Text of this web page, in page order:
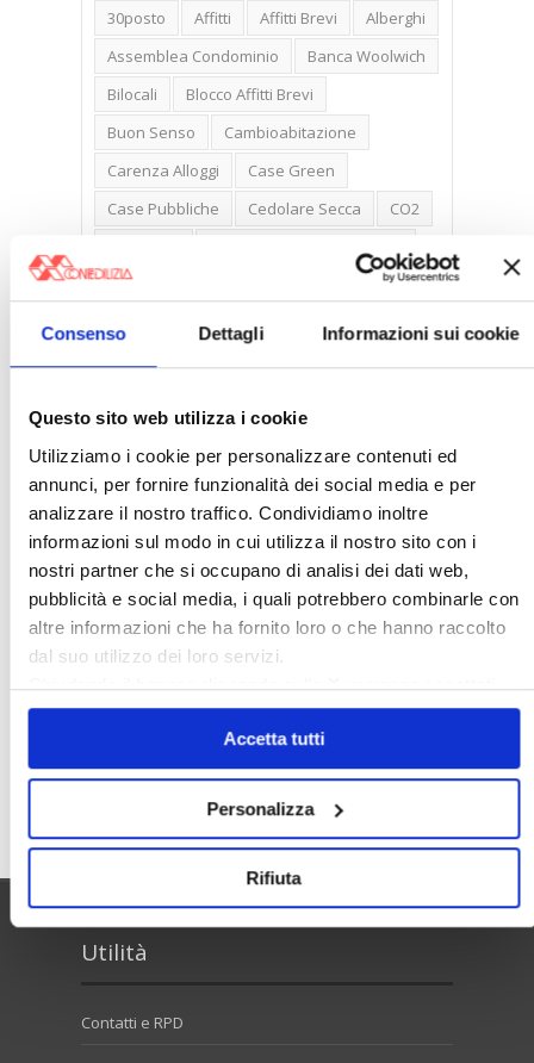
Consenso Dettagli Informazioni sui cookie
Questo sito web utilizza i cookie
Utilizziamo i cookie per personalizzare contenuti ed
annunci, per fornire funzionalità dei social media e per
analizzare il nostro traffico. Condividiamo inoltre
informazioni sul modo in cui utilizza il nostro sito con i
nostri partner che si occupano di analisi dei dati web,
pubblicità e social media, i quali potrebbero combinarle con
altre informazioni che ha fornito loro o che hanno raccolto
dal suo utilizzo dei loro servizi.
Chiudendo il banner cliccando sullaXverranno accettati
solo i cookie necessari.
Accetta tutti
Personalizza
Rifiuta
30posto Affitti Affitti Brevi
Alberghi
Assemblea Condominio
Banca Woolwich
Bilocali
Blocco Affitti Brevi
Buon Senso
Cambioabitazione
Carenza Alloggi
Case Green
Case Pubbliche
Cedolare Secca
CO2
Condominio
Confedilizia.EU
Detrazioni Edilizie
Dirittiproprietà
Libero Mercato
Monolocali
New York
Nudaproprietà
Prezzi Case
Prima Casa
Proprietari Casa
Rendite Catastali
Rivoluzioneliberale
Ruderi
Sicurezza
Sommerso
Sunia
Trasferimenti
Valore Case
Utilità
Contatti e RPD